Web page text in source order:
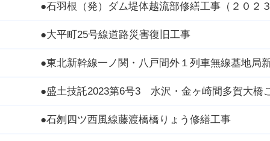
●石羽根（発）ダム堤体越流部修繕工事（２０２
●大平町25号線道路災害復旧工事
●東北新幹線一ノ関・八戸間外１列車無線基地局
●盛土技託2023第6号3 水沢・金ヶ崎間多賀大橋
●石刎四ツ西風線藤渡橋橋りょう修繕工事